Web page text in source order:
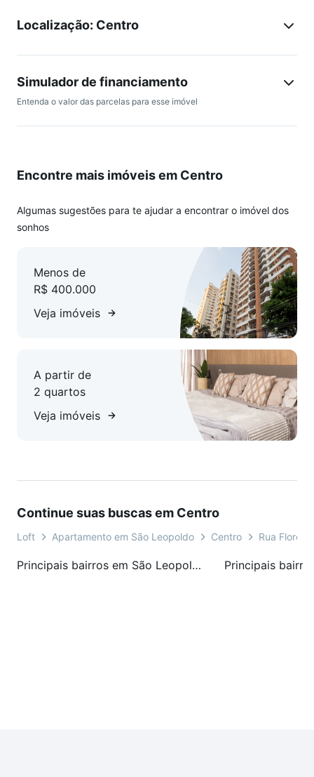
Banheiro social
Área de serviço espaçosa
Sacada conteúdo removidoal
Apartamento de frente
Prédio com elevador
Ideal para quem busca viver com tranquilidade, praticidade
e fácil acesso a todos os serviços e comércios da região
Localização: Centro de São Leopoldo ? perto de tudo que
você precisa!
Agende sua visita com Eliane Santos conteúdo removido e
Localização: Centro
Simulador de financiamento
Entenda o valor das parcelas para esse imóvel
Encontre mais imóveis em Centro
Algumas sugestões para te ajudar a encontrar o imóvel dos
sonhos
Menos de
R$ 400.000
Veja imóveis
A partir de
2 quartos
Veja imóveis
Continue suas buscas em Centro
Loft Apartamento em São Leopoldo Centro Rua Flores
Principais bairros em São Leopoldo, RS